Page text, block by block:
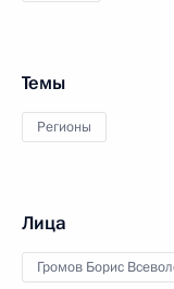
Темы
Регионы
Лица
Громов Борис